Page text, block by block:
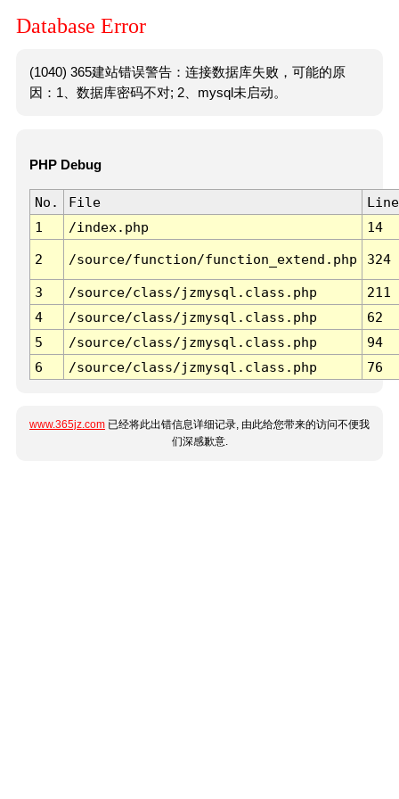
Database Error
(1040) 365建站错误警告：连接数据库失败，可能的原
因：1、数据库密码不对; 2、mysql未启动。
PHP Debug
No. File
Line
1
/index.php 14
2 /source/function/function_extend.php 324
3 /source/class/jzmysql.class.php
211
4
/source/class/jzmysql.class.php
62
5
/source/class/jzmysql.class.php
94
6
/source/class/jzmysql.class.php 76
www.365jz.com 已经将此出错信息详细记录, 由此给您带来的访问不便我
们深感歉意.